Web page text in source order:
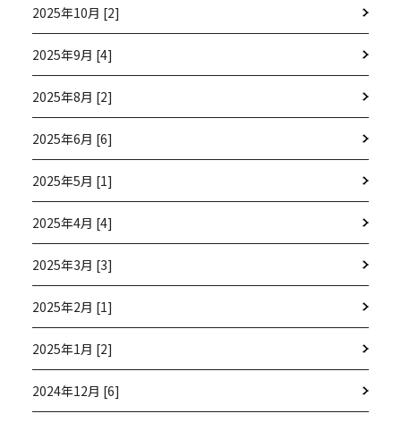
2025年10月 [2]
2025年9月 [4]
2025年8月 [2]
2025年6月 [6]
2025年5月 [1]
2025年4月 [4]
2025年3月 [3]
2025年2月 [1]
2025年1月 [2]
2024年12月 [6]